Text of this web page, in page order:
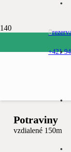
+421
Potraviny
vzdialené 150m